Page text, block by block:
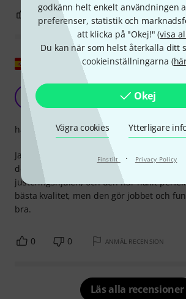
godkänn helt enkelt användningen
preferenser, statistik och
att klicka på "Okej!" (visa
Du kan när som helst återkalla ditt
cookieinställningarna (
Okej
Vägra cookies Ytterligare
Finstilt · Privacy Policy
0 ANMÄL RECENSION
Visa original
Majorpeach 16.12.2021
Jag köpte den i nödfall eftersom min
den har hållit i två och ett halvt år nu. Jag
justeringshjulen, och den har hållit
bästa kvalitet, men den gör jobbet och
bra.
hantverkskvalitet
0 0 ANMÄL RECENSION
Läs alla recensioner